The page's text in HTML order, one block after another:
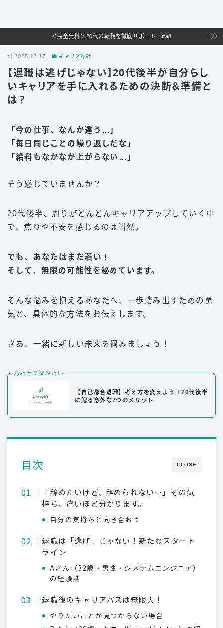
＜完全無料＞20代の転職を徹底サポート #ad
2025.12.17 キャリア設計
【退職は逃げじゃない】20代後半が自分らし
いキャリアを手に入れるための決断＆準備と
は？
「今の仕事、なんか違う…」
「毎日同じことの繰り返しだな」
「給料もなかなか上がらない…」
そう感じていませんか？
20代後半、周りがどんどんキャリアアップしていく中
で、焦りや不安を感じるのは当然。
でも、あなたはまだ若い！
そして、無限の可能性を秘めています。
そんな悩みを抱えるあなたへ、一歩踏み出すための勇
気と、具体的な方法をお伝えします。
さあ、一緒に新しい未来を掴みましょう！
あわせて読みたい
【自己都合退職】考え方を変えよう！20代後半
に贈る意外な7つのメリット
CLOSE
目次
「辞めたいけど、辞められない…」その気
持ち、痛いほど分かります。
自分の気持ちと向き合おう
退職は「逃げ」じゃない！新たなスタート
ライン
Aさん（32歳・男性・システムエンジニア）
の経験談
退職後のキャリアパスは無限大！
やりたいことが見つからない場合